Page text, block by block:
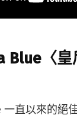
Blue〈皇
直以來的絕